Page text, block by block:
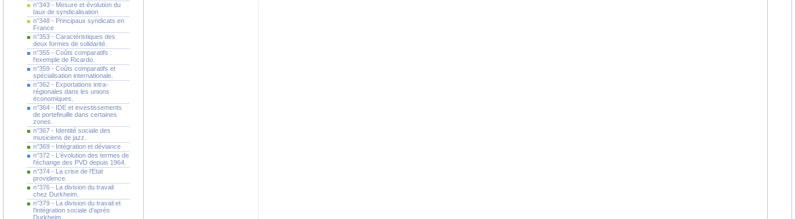
n°343 - Mesure et évolution du
taux de syndicalisation
n°348 - Principaux syndicats en
France
n°353 - Caractéristiques des
deux formes de solidarité.
n°355 - Coûts comparatifs :
l'exemple de Ricardo.
n°359 - Coûts comparatifs et
spécialisation internationale.
n°362 - Exportations intra-
régionales dans les unions
économiques.
n°364 - IDE et investissements
de portefeuille dans certaines
zones.
n°367 - Identité sociale des
musiciens de jazz.
n°369 - Intégration et déviance
n°372 - L'évolution des termes de
l'échange des PVD depuis 1964.
n°374 - La crise de l'Etat
providence.
n°376 - La division du travail
chez Durkheim.
n°379 - La division du travail et
l'intégration sociale d'après
Durkheim.